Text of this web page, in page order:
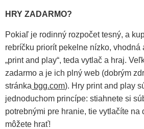
HRY ZADARMO?
Pokiaľ je rodinný rozpočet tesný, a
rebríčku priorít pekelne nízko, vhodná
„print and play“, teda vytlač a hraj.
zadarmo a je ich plný web (dobrým
stránka bgg.com). Hry print and play
jednoduchom princípe: stiahnete si
potrebnými pre hranie, tie vytlačíte na
môžete hrať!